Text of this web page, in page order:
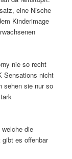
eine Nische
Kinderimage
nie so recht
Sensations nicht
sehen sie nur so
die
es offenbar